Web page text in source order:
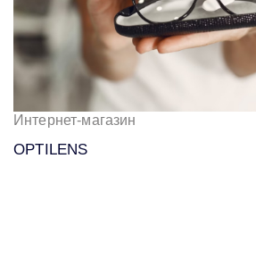
OPTILENS
Интернет-магазин